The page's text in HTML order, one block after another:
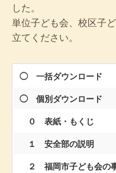
した。
単位子ども会、校区子
立てください。
◯ 一括ダウンロード
◯ 個別ダウンロード
０ 表紙・もくじ
１ 安全部の説明
２ 福岡市子ども会の